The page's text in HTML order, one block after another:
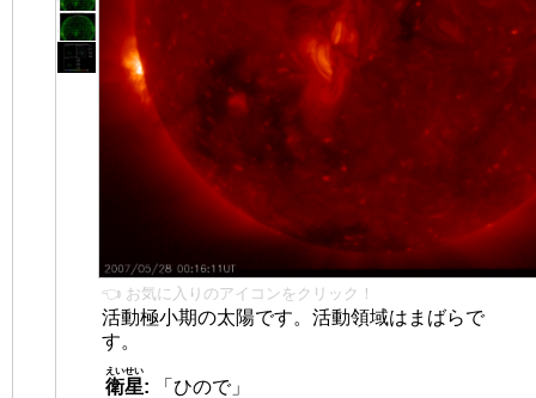
👈 お気に入りのアイコンをクリック！
活動極小期の太陽です。活動領域はまばらで
す。
衛星
えいせい
:
「ひので」